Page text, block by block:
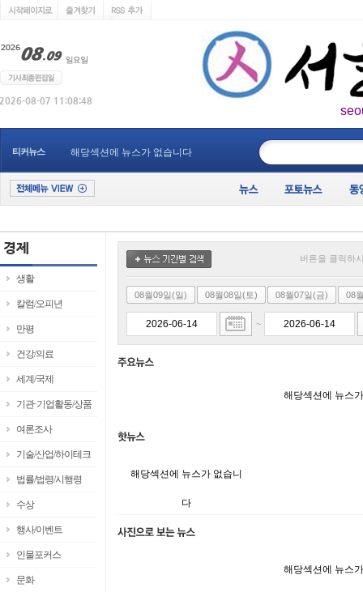
티커뉴스 해당섹션에 뉴스가 없습니다
생활
칼럼/오피년
만평
건강/의료
세계/국제
기관·기업활동/상품
여론조사
기술/산업/하이테크
법률/법령/시행령
수상
행사/이벤트
인물포커스
문화
버튼을 클릭하
08월09일(일) 08월08일(토) 08월07일(금) 08
~
해당섹션에 뉴스
해당섹션에 뉴스가 없습니
다
해당섹션에 뉴스